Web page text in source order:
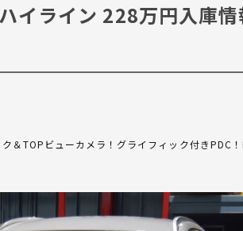
イライン 228万円入庫
＆TOPビューカメラ！グライフィック付きPDC